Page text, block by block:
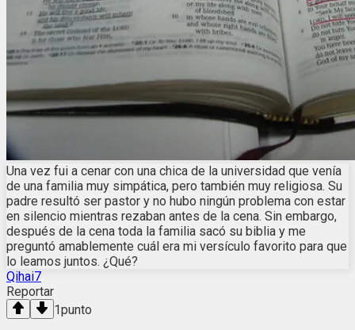
Una vez fui a cenar con una chica de la universidad que venía
de una familia muy simpática, pero también muy religiosa. Su
padre resultó ser pastor y no hubo ningún problema con estar
en silencio mientras rezaban antes de la cena. Sin embargo,
después de la cena toda la familia sacó su biblia y me
preguntó amablemente cuál era mi versículo favorito para que
lo leamos juntos. ¿Qué?
Qihai7
Reportar
1punto